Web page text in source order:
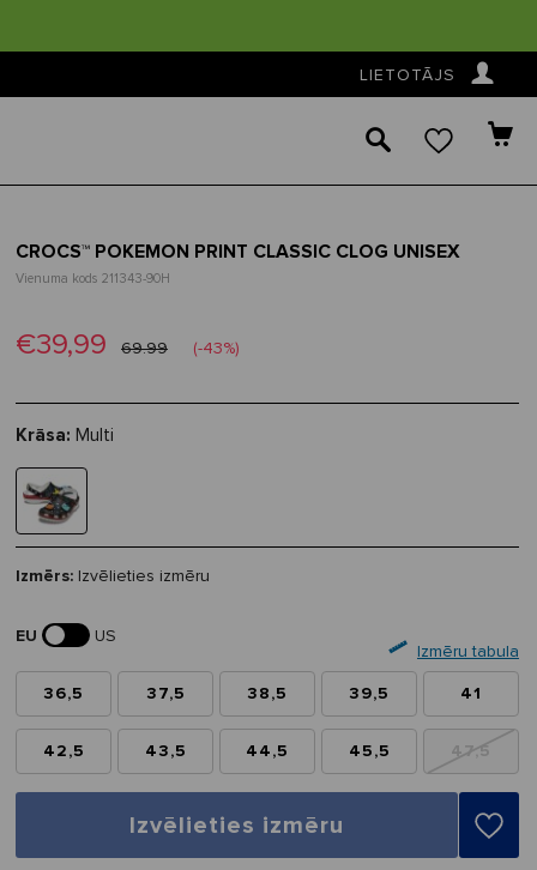
LIETOTĀJS 👤
🔎
CROCS™ POKEMON PRINT CLASSIC CLOG UNISEX
Vienuma kods 211343-90H
€39,99 69.99 (-43%)
Krāsa: Multi
Izmērs: Izvēlieties izmēru
EU
US
Izmēru tabula
36,5 37,5 38,5 39,5 41
42,5 43,5 44,5 45,5 47,5
Izvēlieties izmēru